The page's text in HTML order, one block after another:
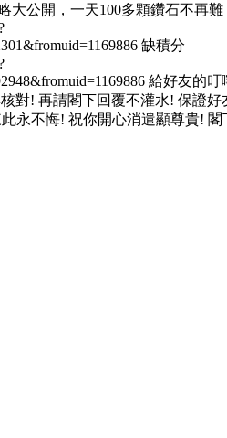
大公開，一天100多顆鑽石不再難
缺積分
給好友的叮
對! 再請閣下回覆不灌水! 保證好
永不悔! 祝你開心消遣顯尊貴! 閣